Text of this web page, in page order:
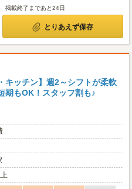
掲載終了まであと24日
とりあえず保存
キッチン】週2～シフトが柔軟
期もOK！スタッフ割も♪